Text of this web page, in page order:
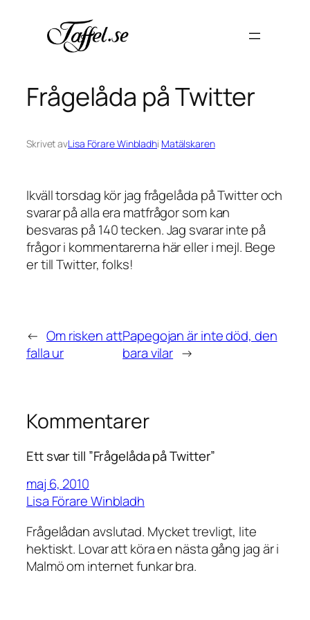
innehåll
Frågelåda på Twitter
Skrivet avLisa Förare Winbladhi Matälskaren
Ikväll torsdag kör jag frågelåda på Twitter och
svarar på alla era matfrågor som kan
besvaras på 140 tecken. Jag svarar inte på
frågor i kommentarerna här eller i mejl. Bege
er till Twitter, folks!
← Om risken att
falla ur
Papegojan är inte död, den
bara vilar →
Kommentarer
Ett svar till ”Frågelåda på Twitter”
maj 6, 2010
Lisa Förare Winbladh
Frågelådan avslutad. Mycket trevligt, lite
hektiskt. Lovar att köra en nästa gång jag är i
Malmö om internet funkar bra.